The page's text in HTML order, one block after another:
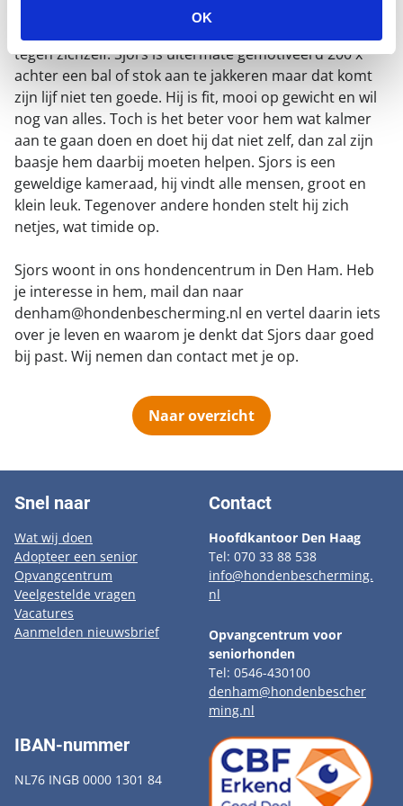
OK
dierenarts en hij mag door naar een nieuw thuis. Een
tegen zichzelf. Sjors is uitermate gemotiveerd 200 x
achter een bal of stok aan te jakkeren maar dat komt
zijn lijf niet ten goede. Hij is fit, mooi op gewicht en wil
nog van alles. Toch is het beter voor hem wat kalmer
aan te gaan doen en doet hij dat niet zelf, dan zal zijn
baasje hem daarbij moeten helpen. Sjors is een
geweldige kameraad, hij vindt alle mensen, groot en
klein leuk. Tegenover andere honden stelt hij zich
netjes, wat timide op.
Sjors woont in ons hondencentrum in Den Ham. Heb
je interesse in hem, mail dan naar
denham@hondenbescherming.nl en vertel daarin iets
over je leven en waarom je denkt dat Sjors daar goed
bij past. Wij nemen dan contact met je op.
Naar overzicht
Snel naar
Wat wij doen
Adopteer een senior
Opvangcentrum
Veelgestelde vragen
Vacatures
Aanmelden nieuwsbrief
Contact
Hoofdkantoor Den Haag
Tel: 070 33 88 538
info@hondenbescherming.
nl
Opvangcentrum voor
seniorhonden
Tel: 0546-430100
denham@hondenbescher
ming.nl
IBAN-nummer
NL76 INGB 0000 1301 84